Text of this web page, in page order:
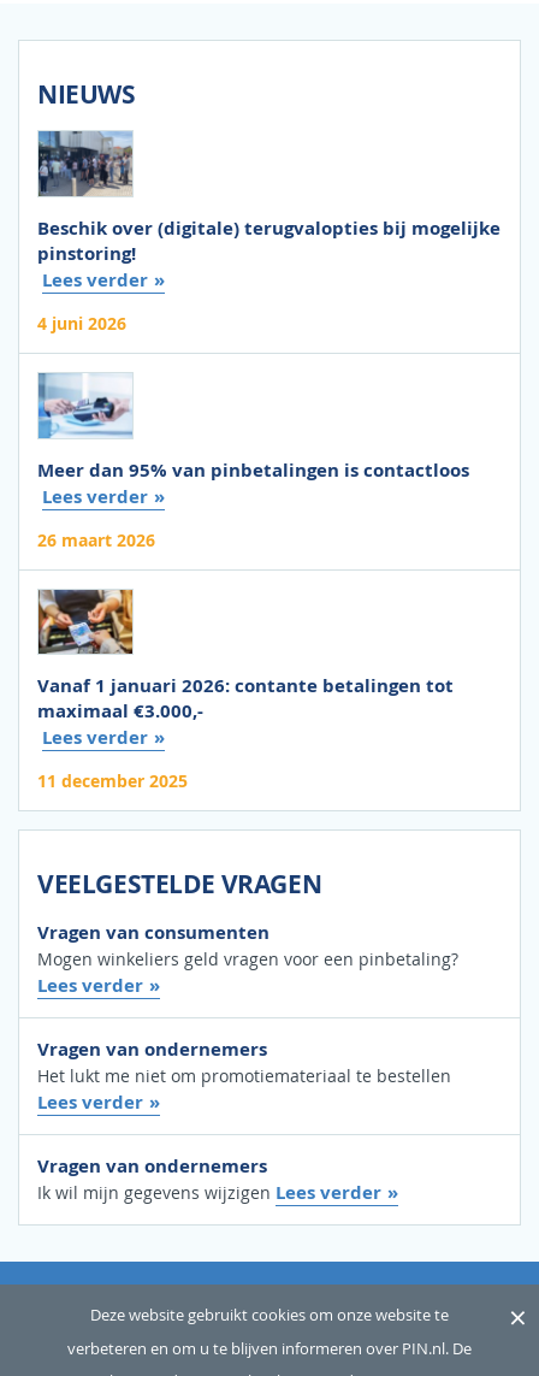
NIEUWS
Beschik over (digitale) terugvalopties bij mogelijke
pinstoring!
Lees verder
4 juni 2026
Meer dan 95% van pinbetalingen is contactloos
Lees verder
26 maart 2026
Vanaf 1 januari 2026: contante betalingen tot
maximaal €3.000,-
Lees verder
11 december 2025
VEELGESTELDE VRAGEN
Vragen van consumenten
Mogen winkeliers geld vragen voor een pinbetaling?
Lees verder
Vragen van ondernemers
Het lukt me niet om promotiemateriaal te bestellen
Lees verder
Vragen van ondernemers
Ik wil mijn gegevens wijzigen Lees verder
OVER ONS SITEMAP WOORDENLIJST CONTACT
DISCLAIMER PRIVACY
Deze website gebruikt cookies om onze website te
verbeteren en om u te blijven informeren over PIN.nl. De
×